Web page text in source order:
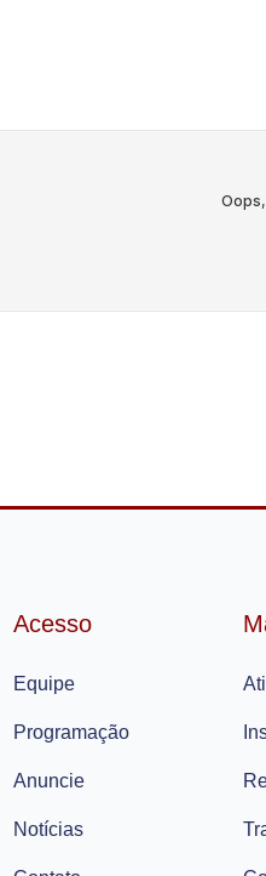
Acesso
Equipe
Programação
Anuncie
Notícias